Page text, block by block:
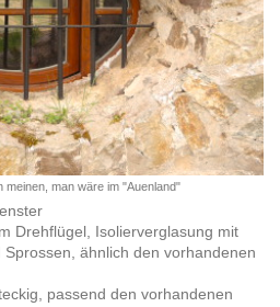
meinen, man wäre im "Auenland"
Drehflügel, Isolierverglasung mit
ähnlich den vorhandenen
passend den vorhandenen